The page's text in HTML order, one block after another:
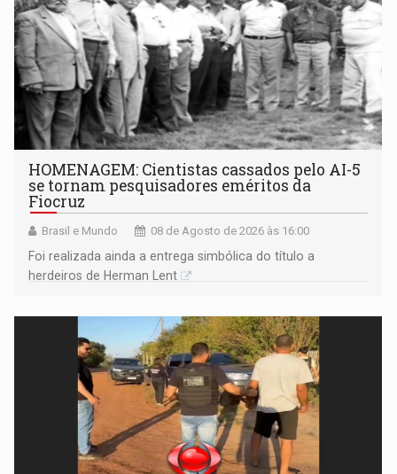
HOMENAGEM: Cientistas cassados pelo AI-5
se tornam pesquisadores eméritos da
Fiocruz
Brasil e Mundo 08 de Agosto de 2026 às 16:00
Foi realizada ainda a entrega simbólica do título a
herdeiros de Herman Lent